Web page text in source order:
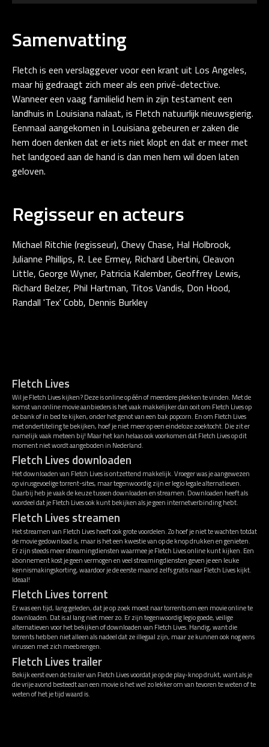
Samenvatting
Fletch is een verslaggever voor een krant uit Los Angeles,
maar hij gedraagt zich meer als een privé-detective.
Wanneer een vaag familielid hem in zijn testament een
landhuis in Louisiana nalaat, is Fletch natuurlijk nieuwsgierig.
Eenmaal aangekomen in Louisiana gebeuren er zaken die
hem doen denken dat er iets niet klopt en dat er meer met
het landgoed aan de hand is dan men hem wil doen laten
geloven.
Regisseur en acteurs
Michael Ritchie (regisseur), Chevy Chase, Hal Holbrook,
Julianne Phillips, R. Lee Ermey, Richard Libertini, Cleavon
Little, George Wyner, Patricia Kalember, Geoffrey Lewis,
Richard Belzer, Phil Hartman, Titos Vandis, Don Hood,
Randall 'Tex' Cobb, Dennis Burkley
Fletch Lives
Wil je Fletch Lives kijken? Deze is online op één of meerdere plekken te vinden. Met de
komst van online movie aanbieders is het vaak makkelijker dan ooit om Fletch Lives op
de bank of in bed te kijken, onder het genot van een bak popcorn. En om Fletch Lives
met ondertiteling te bekijken, hoef je niet meer op een eindeloze zoektocht. Die zit er
namelijk vaak meteen bij! Maar het kan helaas ook voorkomen dat Fletch Lives op dit
moment niet wordt aangeboden in Nederland.
Fletch Lives downloaden
Het downloaden van Fletch Lives is ontzettend makkelijk. Vroeger was je aangewezen
op virusgevoelige torrent-sites, maar tegenwoordig zijn er legio legale alternatieven.
Daarbij heb je vaak de keuze tussen downloaden en streamen. Downloaden heeft als
voordeel dat je Fletch Lives ook kunt bekijken als je geen internetverbinding hebt.
Fletch Lives streamen
Het streamen van Fletch Lives heeft ook grote voordelen. Zo hoef je niet te wachten totdat
de movie gedownload is, maar is het een kwestie van op de knop drukken en genieten.
Er zijn steeds meer streamingdiensten waarmee je Fletch Lives online kunt kijken. Een
abonnement kost je geen vermogen en veel streamingdiensten geven je een leuke
kennismakingskorting, waardoor je de eerste maand zelfs gratis naar Fletch Lives kijkt.
Ideaal!
Fletch Lives torrent
Er was een tijd, lang geleden, dat je op zoek moest naar torrents om een movie online te
downloaden. Dat is al lang niet meer zo. Er zijn tegenwoordig legio goede, veilige
alternatieven voor het bekijken of downloaden van Fletch Lives. Handig, want die
torrents hebben niet alleen als nadeel dat ze illegaal zijn, maar ze kunnen ook nog eens
virussen met zich meebrengen.
Fletch Lives trailer
Bekijk eerst even de trailer van Fletch Lives voordat je op de play-knop drukt, want als je
die vrije avond besteedt aan een movie is het wel zo lekker om van tevoren te weten of te
weten of het je tijd waard is.